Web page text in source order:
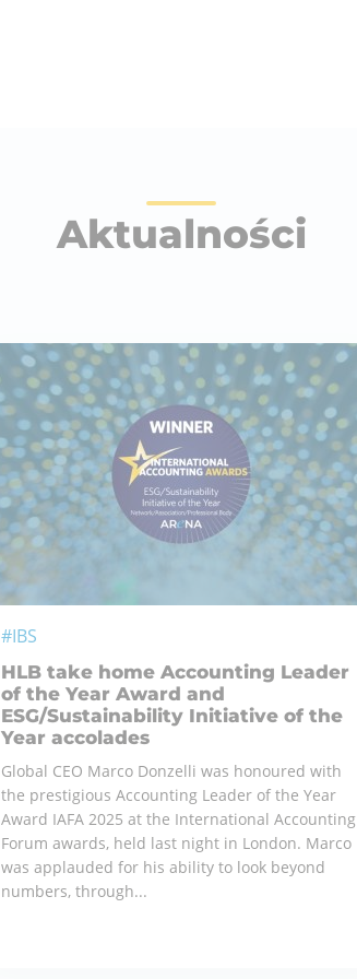
Aktualności
#IBS
HLB take home Accounting Leader
of the Year Award and
ESG/Sustainability Initiative of the
Year accolades
Global CEO Marco Donzelli was honoured with
the prestigious Accounting Leader of the Year
Award IAFA 2025 at the International Accounting
Forum awards, held last night in London. Marco
was applauded for his ability to look beyond
numbers, through...